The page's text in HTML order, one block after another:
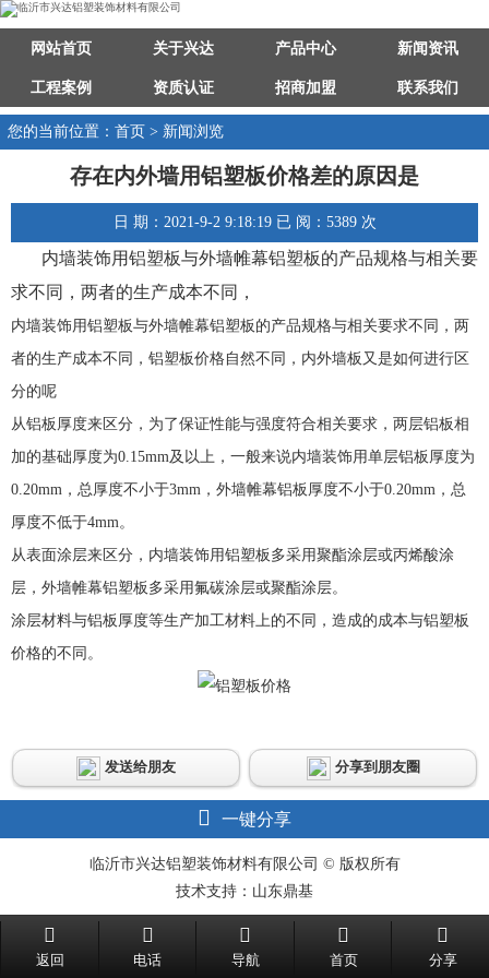
网站首页 关于兴达 产品中心 新闻资讯
工程案例 资质认证 招商加盟 联系我们
您的当前位置：首页 > 新闻浏览
存在内外墙用铝塑板价格差的原因是
日 期：2021-9-2 9:18:19 已 阅：5389 次
内墙装饰用铝塑板与外墙帷幕铝塑板的产品规格与相关要
求不同，两者的生产成本不同，
内墙装饰用铝塑板与外墙帷幕铝塑板的产品规格与相关要求不同，两
者的生产成本不同，铝塑板价格自然不同，内外墙板又是如何进行区
分的呢
从铝板厚度来区分，为了保证性能与强度符合相关要求，两层铝板相
加的基础厚度为0.15mm及以上，一般来说内墙装饰用单层铝板厚度为
0.20mm，总厚度不小于3mm，外墙帷幕铝板厚度不小于0.20mm，总
厚度不低于4mm。
从表面涂层来区分，内墙装饰用铝塑板多采用聚酯涂层或丙烯酸涂
层，外墙帷幕铝塑板多采用氟碳涂层或聚酯涂层。
涂层材料与铝板厚度等生产加工材料上的不同，造成的成本与铝塑板
价格的不同。
发送给朋友 分享到朋友圈
一键分享
临沂市兴达铝塑装饰材料有限公司 © 版权所有
技术支持：山东鼎基
返回 电话 导航 首页 分享